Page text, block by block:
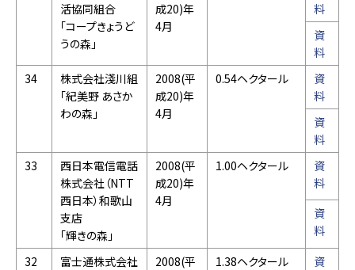
活協同組合
「コープきょうど
うの森」
成20)年
4月
料
資
料
34
株式会社淺川組
「紀美野 あさか
わの森」
2008(平
成20)年
4月
0.54ヘクタール
資
料
資
料
33
西日本電信電話
株式会社（NTT
西日本）和歌山
支店
「輝きの森」
2008(平
成20)年
4月
1.00ヘクタール
資
料
資
料
32
富士通株式会社
2008(平
1.38ヘクタール
資